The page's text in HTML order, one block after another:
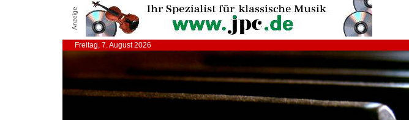
Anzeige
Freitag, 7. August 2026